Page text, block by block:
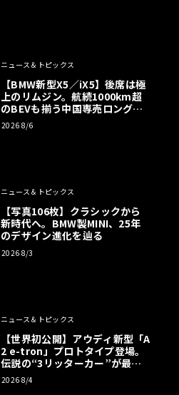
ニュース＆トピックス
【BMW新型X5／iX5】後席は極
上のリムジン。航続1000km超
のBEVも揃う中国専売ロング仕
様の全貌
2026 8/6
ニュース＆トピックス
【写真106枚】クラシックから
新時代へ。BMW製MINI、25年
のデザイン進化を辿る
2026 8/3
ニュース＆トピックス
【世界初公開】アウディ新型「A
2 e-tron」プロトタイプ登場。
伝説の“3リッターカー”が最高
効率エントリーBEVとして復活
【画像38枚】
2026 8/4